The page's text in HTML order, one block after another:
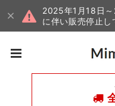
2025年1月18日
に伴い販売停止し